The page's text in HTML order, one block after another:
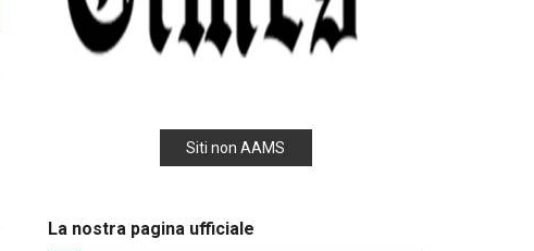
Siti non AAMS
La nostra pagina ufficiale